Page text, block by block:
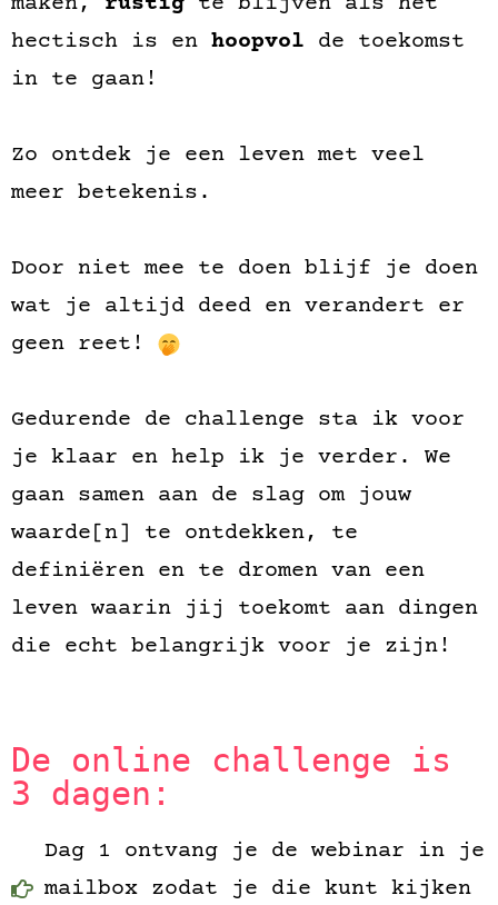
hectisch is en hoopvol de toekomst
in te gaan!
Zo ontdek je een leven met veel
meer betekenis.
Door niet mee te doen blijf je doen
wat je altijd deed en verandert er
geen reet!
Gedurende de challenge sta ik voor
je klaar en help ik je verder. We
gaan samen aan de slag om jouw
waarde[n] te ontdekken, te
definiëren en te dromen van een
leven waarin jij toekomt aan dingen
die echt belangrijk voor je zijn!
De online challenge is
3 dagen:
Dag 1 ontvang je de webinar in je
mailbox zodat je die kunt kijken